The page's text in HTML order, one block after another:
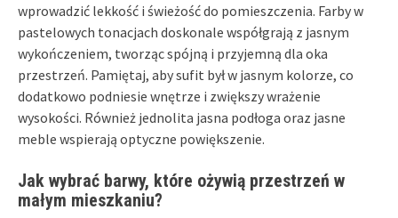
wprowadzić lekkość i świeżość do pomieszczenia. Farby w
pastelowych tonacjach doskonale współgrają z jasnym
wykończeniem, tworząc spójną i przyjemną dla oka
przestrzeń. Pamiętaj, aby sufit był w jasnym kolorze, co
dodatkowo podniesie wnętrze i zwiększy wrażenie
wysokości. Również jednolita jasna podłoga oraz jasne
meble wspierają optyczne powiększenie.
Jak wybrać barwy, które ożywią przestrzeń w
małym mieszkaniu?